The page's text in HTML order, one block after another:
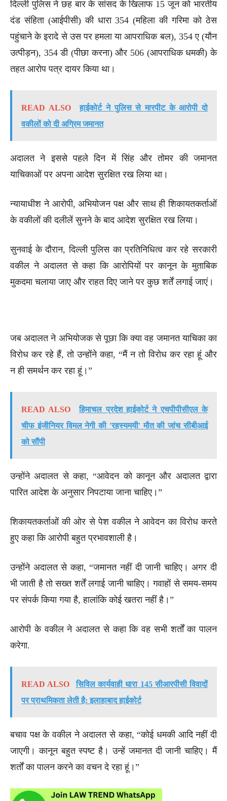
दिल्ली पुलिस ने छह बार के सांसद के खिलाफ 15 जून को भारतीय
दंड संहिता (आईपीसी) की धारा 354 (महिला की गरिमा को ठेस
पहुंचाने के इरादे से उस पर हमला या आपराधिक बल), 354 ए (यौन
उत्पीड़न), 354 डी (पीछा करना) और 506 (आपराधिक धमकी) के
तहत आरोप पत्र दायर किया था।
READ ALSO
हाईकोर्ट ने पुलिस से मारपीट के आरोपी दो
वकीलों को दी अग्रिम जमानत
अदालत ने इससे पहले दिन में सिंह और तोमर की जमानत
याचिकाओं पर अपना आदेश सुरक्षित रख लिया था।
न्यायाधीश ने आरोपी, अभियोजन पक्ष और साथ ही शिकायतकर्ताओं
के वकीलों की दलीलें सुनने के बाद आदेश सुरक्षित रख लिया।
सुनवाई के दौरान, दिल्ली पुलिस का प्रतिनिधित्व कर रहे सरकारी
वकील ने अदालत से कहा कि आरोपियों पर कानून के मुताबिक
मुकदमा चलाया जाए और राहत दिए जाने पर कुछ शर्तें लगाई जाएं।
जब अदालत ने अभियोजक से पूछा कि क्या वह जमानत याचिका का
विरोध कर रहे हैं, तो उन्होंने कहा, “मैं न तो विरोध कर रहा हूं और
न ही समर्थन कर रहा हूं।”
READ ALSO
हिमाचल प्रदेश हाईकोर्ट ने एचपीपीसीएल के
चीफ इंजीनियर विमल नेगी की 'रहस्यमयी' मौत की जांच सीबीआई
को सौंपी
उन्होंने अदालत से कहा, “आवेदन को कानून और अदालत द्वारा
पारित आदेश के अनुसार निपटाया जाना चाहिए।”
शिकायतकर्ताओं की ओर से पेश वकील ने आवेदन का विरोध करते
हुए कहा कि आरोपी बहुत प्रभावशाली है।
उन्होंने अदालत से कहा, “जमानत नहीं दी जानी चाहिए। अगर दी
भी जाती है तो सख्त शर्तें लगाई जानी चाहिए। गवाहों से समय-समय
पर संपर्क किया गया है, हालांकि कोई खतरा नहीं है।”
आरोपी के वकील ने अदालत से कहा कि वह सभी शर्तों का पालन
करेगा.
READ ALSO
सिविल कार्यवाही धारा 145 सीआरपीसी विवादों
पर प्राथमिकता लेती है: इलाहाबाद हाईकोर्ट
बचाव पक्ष के वकील ने अदालत से कहा, “कोई धमकी आदि नहीं दी
जाएगी। कानून बहुत स्पष्ट है। उन्हें जमानत दी जानी चाहिए। मैं
शर्तों का पालन करने का वचन दे रहा हूं।”